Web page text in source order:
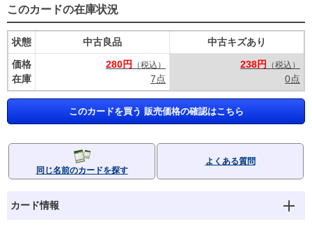
このカードの在庫状況
状態
価格
在庫
中古良品
280円
（税込）
7点
中古キズあり
238円
（税込）
0点
このカードを買う 販売価格の確認はこちら
同じ名前のカードを探す
よくある質問
カード情報